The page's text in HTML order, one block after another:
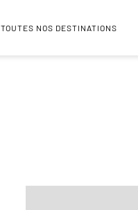
TOUTES NOS DESTINATIONS